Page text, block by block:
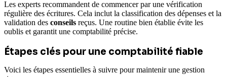
Les experts recommandent de commencer par une vérification
régulière des écritures. Cela inclut la classification des dépenses et la
validation des conseils reçus. Une routine bien établie évite les
oublis et garantit une comptabilité précise.
Étapes clés pour une comptabilité fiable
Voici les étapes essentielles à suivre pour maintenir une gestion